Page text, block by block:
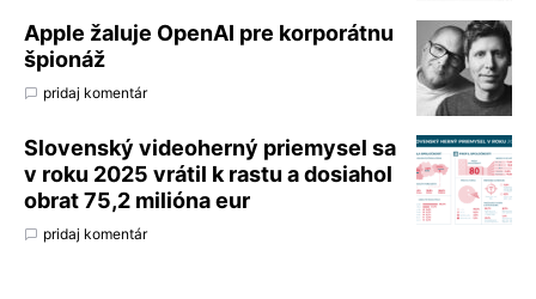
Apple žaluje OpenAI pre korporátnu
špionáž
pridaj komentár
Slovenský videoherný priemysel sa
v roku 2025 vrátil k rastu a dosiahol
obrat 75,2 milióna eur
pridaj komentár